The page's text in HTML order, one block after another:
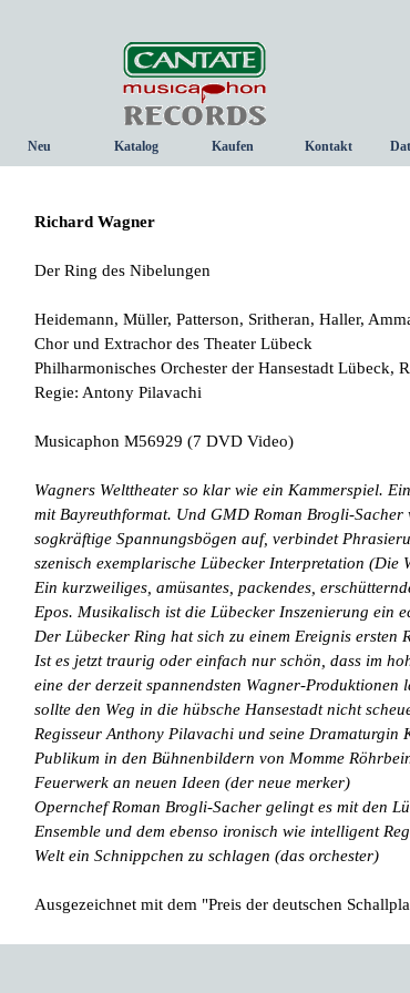
Menü überspringen
Neu Katalog ▼
Kaufen Kontakt
Richard Wagner
Der Ring des Nibelungen
Heidemann, Müller, Patterson, Sritheran, Haller,
Chor und Extrachor des Theater Lübeck
Philharmonisches Orchester der Hansestadt Lübeck,
Regie: Antony Pilavachi
Musicaphon M56929 (7 DVD Video)
Wagners Welttheater so klar wie ein Kammerspiel.
mit Bayreuthformat. Und GMD Roman Brogli-
sogkräftige Spannungsbögen auf, verbindet
szenisch exemplarische Lübecker Interpretation (Die
Ein kurzweiliges, amüsantes, packendes,
Epos. Musikalisch ist die Lübecker Inszenierung ein
Der Lübecker Ring hat sich zu einem Ereignis
Ist es jetzt traurig oder einfach nur schön, dass im
eine der derzeit spannendsten Wagner-
sollte den Weg in die hübsche Hansestadt nicht
Regisseur Anthony Pilavachi und seine Dramaturgin
Publikum in den Bühnenbildern von Momme
Feuerwerk an neuen Ideen (der neue merker)
Opernchef Roman Brogli-Sacher gelingt es mit den
Ensemble und dem ebenso ironisch wie intelligent
Welt ein Schnippchen zu schlagen (das orchester)
Ausgezeichnet mit dem "Preis der deutschen